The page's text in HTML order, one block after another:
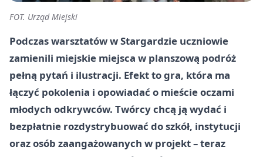
FOT. Urząd Miejski
Podczas warsztatów w Stargardzie uczniowie
zamienili miejskie miejsca w planszową podróż
pełną pytań i ilustracji. Efekt to gra, która ma
łączyć pokolenia i opowiadać o mieście oczami
młodych odkrywców. Twórcy chcą ją wydać i
bezpłatnie rozdystrybuować do szkół, instytucji
oraz osób zaangażowanych w projekt – teraz